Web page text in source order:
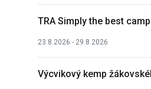
TRA Simply the best
23.8.2026 - 29.8.2026
Výcvikový kemp